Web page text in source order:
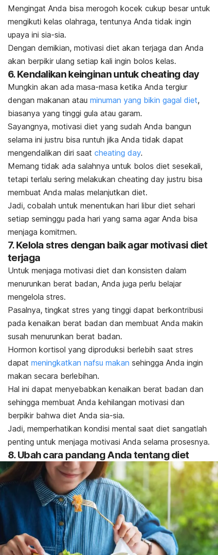
Mengingat Anda bisa merogoh kocek cukup besar untuk
mengikuti kelas olahraga, tentunya Anda tidak ingin
upaya ini sia-sia.
Dengan demikian, motivasi diet akan terjaga dan Anda
akan berpikir ulang setiap kali ingin bolos kelas.
6. Kendalikan keinginan untukcheating day
Mungkin akan ada masa-masa ketika Anda tergiur
dengan makanan atau minuman yang bikin gagal diet,
biasanya yang tinggi gula atau garam.
Sayangnya, motivasi diet yang sudah Anda bangun
selama ini justru bisa runtuh jika Anda tidak dapat
mengendalikan diri saat cheating day.
Memang tidak ada salahnya untuk bolos diet sesekali,
tetapi terlalu sering melakukan cheating day justru bisa
membuat Anda malas melanjutkan diet.
Jadi, cobalah untuk menentukan hari libur diet sehari
setiap seminggu pada hari yang sama agar Anda bisa
menjaga komitmen.
7. Kelola stres dengan baik agar motivasi diet
terjaga
Untuk menjaga motivasi diet dan konsisten dalam
menurunkan berat badan, Anda juga perlu belajar
mengelola stres.
Pasalnya, tingkat stres yang tinggi dapat berkontribusi
pada kenaikan berat badan dan membuat Anda makin
susah menurunkan berat badan.
Hormon kortisol yang diproduksi berlebih saat stres
dapat meningkatkan nafsu makan sehingga Anda ingin
makan secara berlebihan.
Hal ini dapat menyebabkan kenaikan berat badan dan
sehingga membuat Anda kehilangan motivasi dan
berpikir bahwa diet Anda sia-sia.
Jadi, memperhatikan kondisi mental saat diet sangatlah
penting untuk menjaga motivasi Anda selama prosesnya.
8. Ubah cara pandang Anda tentang diet